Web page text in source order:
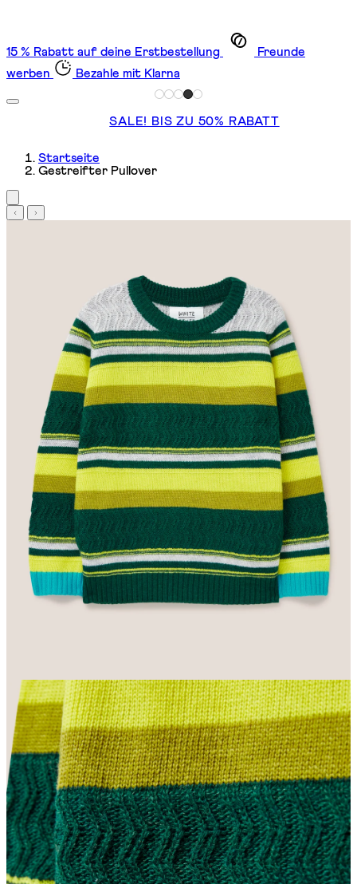
15 % Rabatt auf deine Erstbestellung
Freunde
werben
Bezahle mit Klarna
SALE! BIS ZU 50% RABATT
Startseite
Gestreifter Pullover